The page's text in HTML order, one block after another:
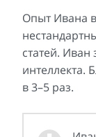
Опыт Ивана
статей.
интеллекта.
в 3–5 раз.